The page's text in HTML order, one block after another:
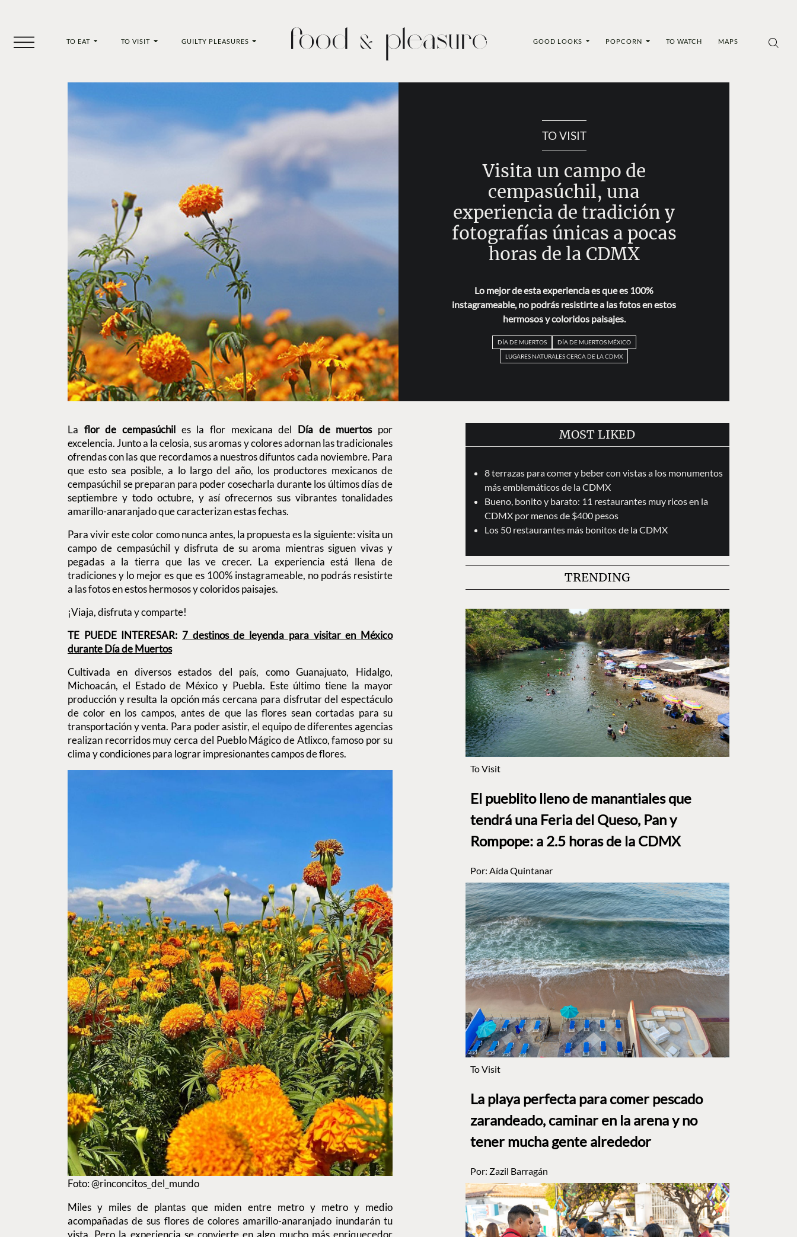
TO EAT TO VISIT GUILTY PLEASURES GOOD LOOKS POPCORN TO WATCH MAPS
TO VISIT
Visita un campo de
cempasúchil, una
experiencia de tradición y
fotografías únicas a pocas
horas de la CDMX
Lo mejor de esta experiencia es que es 100%
instagrameable, no podrás resistirte a las fotos en estos
hermosos y coloridos paisajes.
DÍA DE MUERTOS
DÍA DE MUERTOS MÉXICO
LUGARES NATURALES CERCA DE LA CDMX
La flor de cempasúchil es la flor mexicana del Día de muertospor
excelencia. Junto a la celosia, sus aromas y colores adornan las tradicionales
ofrendas con las que recordamos a nuestros difuntos cada noviembre. Para
que esto sea posible, a lo largo del año, los productores mexicanos de
cempasúchil se preparan para poder cosecharla durante los últimos días de
septiembre y todo octubre, y así ofrecernos sus vibrantes tonalidades
amarillo-anaranjado que caracterizan estas fechas.
Para vivir este color como nunca antes, la propuesta es la siguiente: visita un
campo de cempasúchil y disfruta de su aroma mientras siguen vivas y
pegadas a la tierra que las ve crecer. La experiencia está llena de
tradiciones y lo mejor es que es 100% instagrameable, no podrás resistirte
a las fotos en estos hermosos y coloridos paisajes.
¡Viaja, disfruta y comparte!
TE PUEDE INTERESAR: 7 destinos de leyenda para visitar en México
durante Día de Muertos
Cultivada en diversos estados del país, como Guanajuato, Hidalgo,
Michoacán, el Estado de México y Puebla. Este último tiene la mayor
producción y resulta la opción más cercana para disfrutar del espectáculo
de color en los campos, antes de que las flores sean cortadas para su
transportación y venta. Para poder asistir, el equipo de diferentes agencias
realizan recorridos muy cerca del Pueblo Mágico de Atlixco, famoso por su
clima y condiciones para lograr impresionantes campos de flores.
Foto: @rinconcitos_del_mundo
Miles y miles de plantas que miden entre metro y metro y medio
acompañadas de sus flores de colores amarillo-anaranjado inundarán tu
vista. Pero la experiencia se convierte en algo mucho más enriquecedor
MOST LIKED
8 terrazas para comer y beber con vistas a los monumentos
más emblemáticos de la CDMX
Bueno, bonito y barato: 11 restaurantes muy ricos en la
CDMX por menos de $400 pesos
Los 50 restaurantes más bonitos de la CDMX
TRENDING
To Visit
El pueblito lleno de manantiales que
tendrá una Feria del Queso, Pan y
Rompope: a 2.5 horas de la CDMX
Por: Aída Quintanar
To Visit
La playa perfecta para comer pescado
zarandeado, caminar en la arena y no
tener mucha gente alrededor
Por: Zazil Barragán